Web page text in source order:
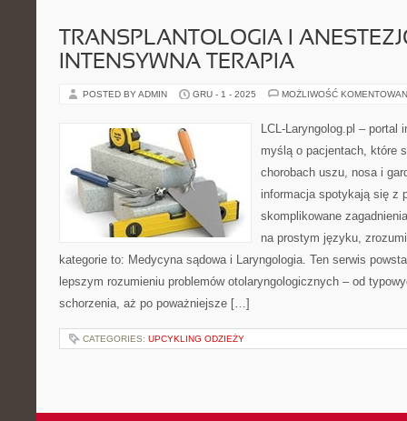
TRANSPLANTOLOGIA I
INTENSYWNA TERAPIA
POSTED BY ADMIN GRU - 1 - 2025 MOŻLIWOŚĆ
LCL-Laryngolog.pl – portal
myślą o pacjentach, które
chorobach uszu, nosa i
informacja spotykają się z
skomplikowane
na prostym języku,
kategorie to: Medycyna sądowa i Laryngologia. Ten serwis
lepszym rozumieniu problemów otolaryngologicznych – od
schorzenia, aż po poważniejsze […]
CATEGORIES: UPCYKLING ODZIEŻY